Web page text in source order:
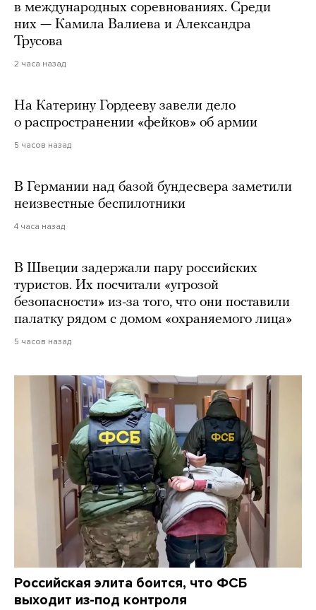
в международных соревнованиях. Среди
них — Камила Валиева и Александра
Трусова
2 часа назад
На Катерину Гордееву завели дело
о распространении «фейков» об армии
5 часов назад
В Германии над базой бундесвера заметили
неизвестные беспилотники
4 часа назад
В Швеции задержали пару российских
туристов. Их посчитали «угрозой
безопасности» из-за того, что они поставили
палатку рядом с домом «охраняемого лица»
5 часов назад
Российская элита боится, что ФСБ
выходит из-под контроля